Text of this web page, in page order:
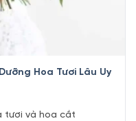
Hoa Tươi Lâu Uy
tươi và hoa cắt